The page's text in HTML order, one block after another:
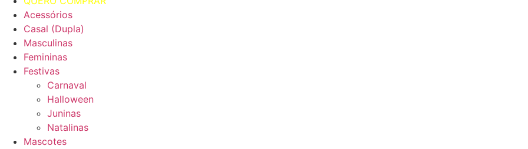
Acessórios
Casal (Dupla)
Masculinas
Femininas
Festivas
Carnaval
Halloween
Juninas
Natalinas
Mascotes